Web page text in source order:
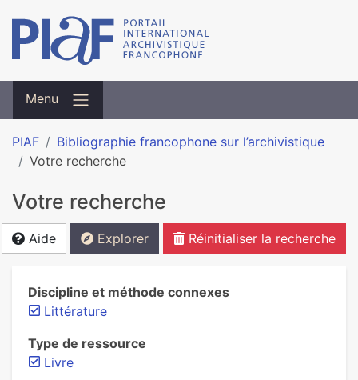
Menu
PIAF
Bibliographie francophone sur l’archivistique
Votre recherche
Votre recherche
Aide Explorer Réinitialiser la recherche
Discipline et méthode connexes
Littérature
Type de ressource
Livre